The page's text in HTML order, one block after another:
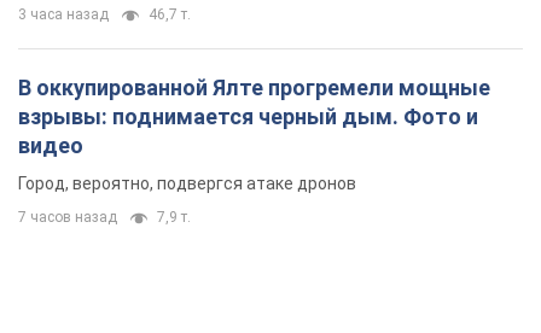
3 часа назад 46,7 т.
В оккупированной Ялте прогремели мощные
взрывы: поднимается черный дым. Фото и
видео
Город, вероятно, подвергся атаке дронов
7 часов назад 7,9 т.